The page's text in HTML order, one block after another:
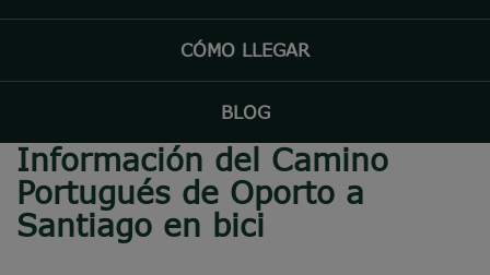
CÓMO LLEGAR
BLOG
Información del Camino
Portugués de Oporto a
Santiago en bici